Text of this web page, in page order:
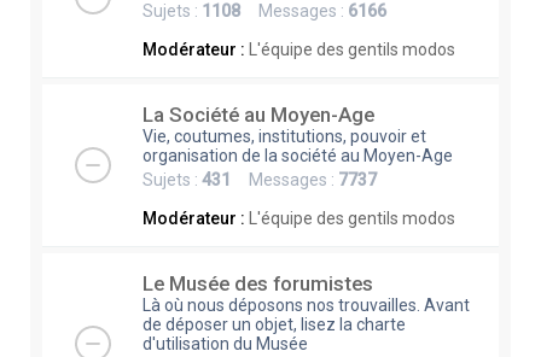
Sujets : 1108 Messages : 6166
Modérateur :
L'équipe des gentils modos
La Société au Moyen-Age
Vie, coutumes, institutions, pouvoir et
organisation de la société au Moyen-Age
Sujets : 431 Messages : 7737
Modérateur :
L'équipe des gentils modos
Le Musée des forumistes
Là où nous déposons nos trouvailles. Avant
de déposer un objet, lisez la charte
d'utilisation du Musée